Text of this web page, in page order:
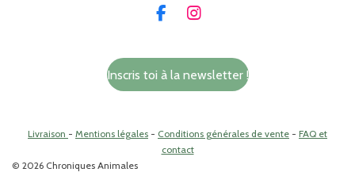
F
b
o
I
a
g
m
Inscris toi à la newsletter !
Livraison - Mentions légales - Conditions générales de vente - FAQ et
contact
© 2026 Chroniques Animales